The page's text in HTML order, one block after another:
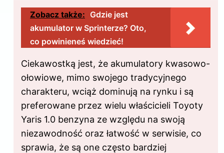
Zobacz także: Gdzie jest
akumulator w Sprinterze? Oto,
co powinieneś wiedzieć!
Ciekawostką jest, że akumulatory kwasowo-
ołowiowe, mimo swojego tradycyjnego
charakteru, wciąż dominują na rynku i są
preferowane przez wielu właścicieli Toyoty
Yaris 1.0 benzyna ze względu na swoją
niezawodność oraz łatwość w serwisie, co
sprawia, że są one często bardziej